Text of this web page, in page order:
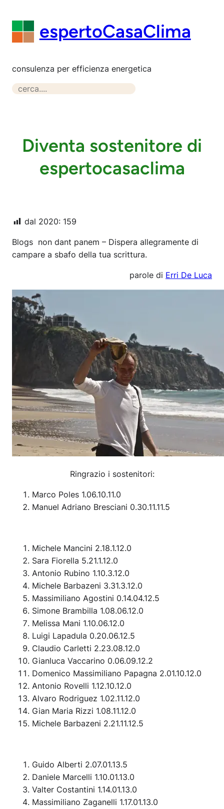
contenuto espertoCasaClima
consulenza per efficienza energetica
S
Diventa sostenitore di
espertocasaclima
dal 2020: 159
Blogs non dant panem – Dispera allegramente di
campare a sbafo della tua scrittura.
parole di Erri De Luca
Ringrazio i sostenitori:
Marco Poles 1.06.10.11.0
Manuel Adriano Bresciani 0.30.11.11.5
Michele Mancini 2.18.1.12.0
Sara Fiorella 5.21.1.12.0
Antonio Rubino 1.10.3.12.0
Michele Barbazeni 3.31.3.12.0
Massimiliano Agostini 0.14.04.12.5
Simone Brambilla 1.08.06.12.0
Melissa Mani 1.10.06.12.0
Luigi Lapadula 0.20.06.12.5
Claudio Carletti 2.23.08.12.0
Gianluca Vaccarino 0.06.09.12.2
Domenico Massimiliano Papagna 2.01.10.12.0
Antonio Rovelli 1.12.10.12.0
Alvaro Rodriguez 1.02.11.12.0
Gian Maria Rizzi 1.08.11.12.0
Michele Barbazeni 2.21.11.12.5
Guido Alberti 2.07.01.13.5
Daniele Marcelli 1.10.01.13.0
Valter Costantini 1.14.01.13.0
Massimiliano Zaganelli 1.17.01.13.0